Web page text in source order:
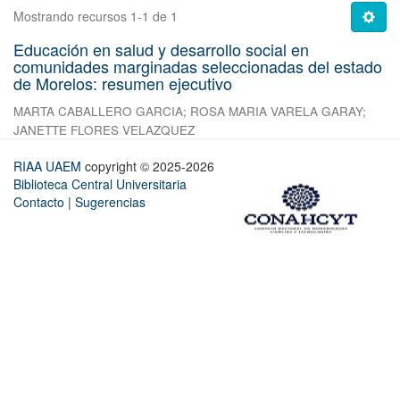
Mostrando recursos 1-1 de 1
Educación en salud y desarrollo social en
comunidades marginadas seleccionadas del estado
de Morelos: resumen ejecutivo
MARTA CABALLERO GARCIA; ROSA MARIA VARELA GARAY;
JANETTE FLORES VELAZQUEZ
RIAA UAEM copyright © 2025-2026
Biblioteca Central Universitaria
Contacto | Sugerencias